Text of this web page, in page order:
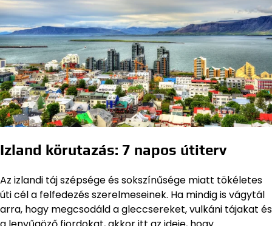
Izland körutazás: 7 napos útiterv
Az izlandi táj szépsége és sokszínűsége miatt tökéletes
úti cél a felfedezés szerelmeseinek. Ha mindig is vágytál
arra, hogy megcsodáld a gleccsereket, vulkáni tájakat és